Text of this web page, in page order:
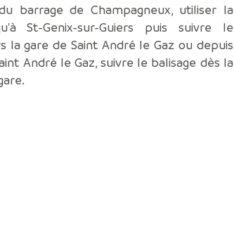
barrage de Champagneux, utiliser la
St-Genix-sur-Guiers puis suivre le
la gare de Saint André le Gaz ou depuis
André le Gaz, suivre le balisage dès la